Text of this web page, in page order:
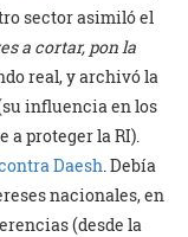
sector asimiló el
a cortar, pon la
real, y archivó la
influencia en los
proteger la RI).
Daesh. Debía
nacionales, en
(desde la